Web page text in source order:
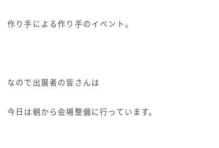
作り手による作り手のイベント。
なので出展者の皆さんは
今日は朝から会場整備に行っています。